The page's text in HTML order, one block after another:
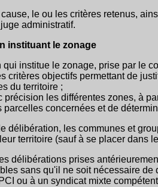
cause, le ou les critères retenus,
administratif.
instituant le zonage
qui institue le zonage, prise par le
critères objectifs permettant de
du territoire ;
précision les différentes zones, à
parcelles concernées et de
délibération, les communes et
territoire (sauf à se placer dans
délibérations prises
sans qu'il ne soit nécessaire
ou à un syndicat mixte